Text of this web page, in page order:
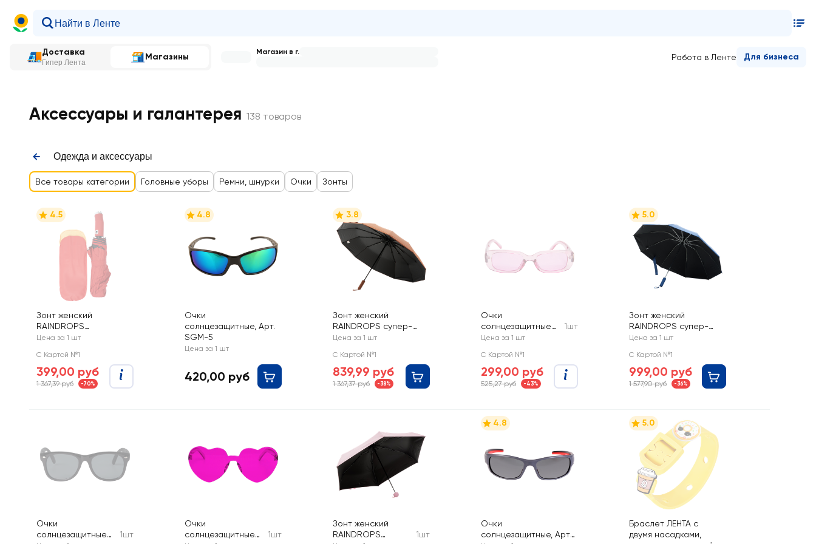
Доставка
Гипер Лента
Магазины Работа в Ленте Для бизнеса
Магазин в г.
Аксессуары и галантерея 138 товаров
Одежда и аксессуары
Все товары категории Головные уборы Ремни, шнурки Очки Зонты
4.5
Зонт женский
RAINDROPS
суперавтомат, Арт. RD
Цена за 1 шт
С Картой №1
399,00 руб
1 367,39 руб -70%
4.8
Очки
солнцезащитные, Арт.
SGМ-5
Цена за 1 шт
420,00 руб
3.8
Зонт женский
RAINDROPS супер-
автомат, Арт. RDH-
Цена за 1 шт
С Картой №1
839,99 руб
1 367,37 руб -38%
Очки
солнцезащитные
женские CITY
GLSSUN-026-WMN
1шт
Цена за 1 шт
С Картой №1
299,00 руб
525,27 руб -43%
5.0
Зонт женский
RAINDROPS супер-
автомат, Арт. RDH-
Цена за 1 шт
С Картой №1
999,00 руб
1 577,90 руб -36%
Очки
солнцезащитные
1шт
Очки
солнцезащитные
1шт
Зонт женский
RAINDROPS
1шт
4.8
Очки
солнцезащитные, Арт.
5.0
Браслет ЛЕНТА с
двумя насадками,